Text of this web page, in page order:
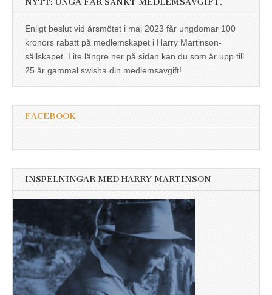
NYTT: UNGA FÅR SÄNKT MEDLEMSAVGIFT.
Enligt beslut vid årsmötet i maj 2023 får ungdomar 100
kronors rabatt på medlemskapet i Harry Martinson-
sällskapet. Lite längre ner på sidan kan du som är upp till
25 år gammal swisha din medlemsavgift!
FACEBOOK
INSPELNINGAR MED HARRY MARTINSON